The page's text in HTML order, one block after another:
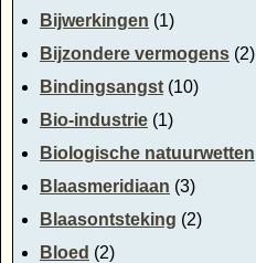
Bijwerkingen (1)
Bijzondere vermogens (2)
Bindingsangst (10)
Bio-industrie (1)
Biologische natuurwetten
Blaasmeridiaan (3)
Blaasontsteking (2)
Bloed (2)